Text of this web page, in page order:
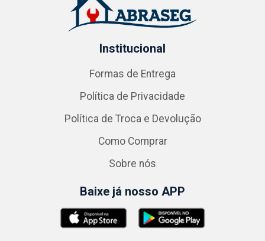
Institucional
Formas de Entrega
Política de Privacidade
Política de Troca e Devolução
Como Comprar
Sobre nós
Baixe já nosso APP